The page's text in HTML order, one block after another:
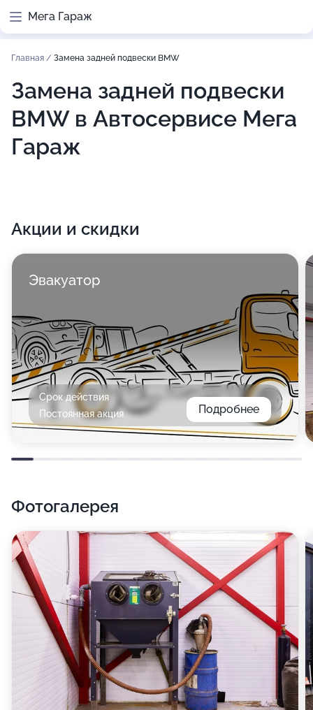
Мега Гараж
Главная / Замена задней подвески BMW
Замена задней подвески
BMW в Автосервисе Мега
Гараж
Акции и скидки
Эвакуатор
Срок действия
Постоянная акция
Подробнее
Фотогалерея